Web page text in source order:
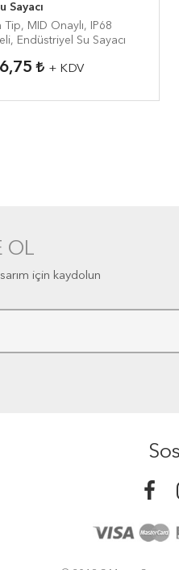
Sayacı
Tip, MID Onaylı, IP68
Endüstriyel Su Sayacı
+ KDV
OL
için kaydolun